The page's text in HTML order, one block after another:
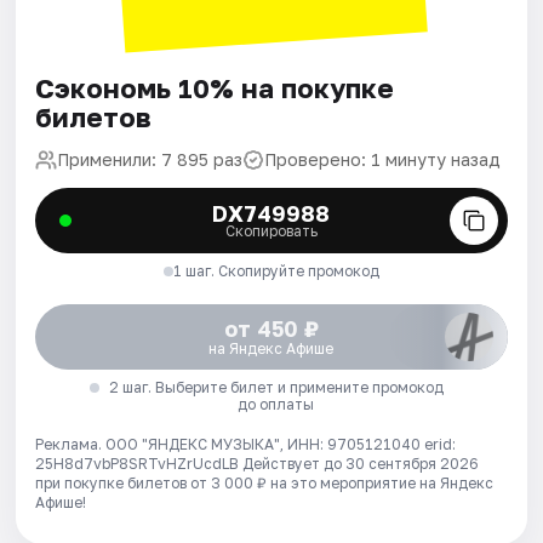
Сэкономь 10% на покупке
билетов
Применили: 7 895 раз Проверено: 1 минуту назад
DX749988
Скопировать
1 шаг. Скопируйте промокод
от 450 ₽
на Яндекс Афише
2 шаг. Выберите билет и примените промокод
до оплаты
Реклама. ООО "ЯНДЕКС МУЗЫКА", ИНН: 9705121040 erid:
25H8d7vbP8SRTvHZrUcdLB Действует до 30 сентября 2026
при покупке билетов от 3 000 ₽ на это мероприятие на Яндекс
Афише!